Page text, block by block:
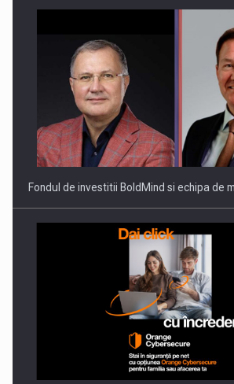
Fondul de investitii BoldMind si echipa de